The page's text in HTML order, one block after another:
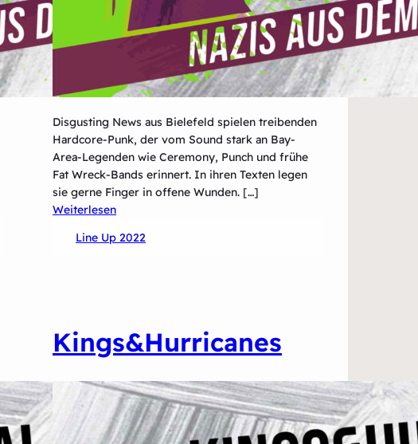
Disgusting News aus Bielefeld spielen treibenden
Hardcore-Punk, der vom Sound stark an Bay-
Area-Legenden wie Ceremony, Punch und frühe
Fat Wreck-Bands erinnert. In ihren Texten legen
sie gerne Finger in offene Wunden. […]
Weiterlesen:
News
Line Up 2022
Kings&Hurricanes